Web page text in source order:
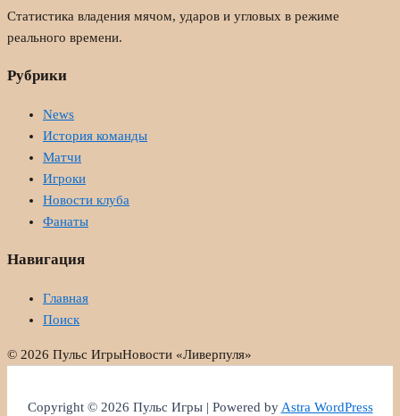
Статистика владения мячом, ударов и угловых в режиме
реального времени.
Рубрики
News
История команды
Матчи
Игроки
Новости клуба
Фанаты
Навигация
Главная
Поиск
© 2026 Пульс ИгрыНовости «Ливерпуля»
Copyright © 2026 Пульс Игры | Powered byAstra WordPress